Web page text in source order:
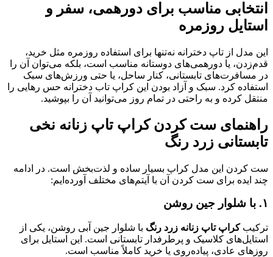
انتخابی مناسب برای دورهمی، سفر و
استایل روزمره
این مدل از تاپ دخترانه نه‌تنها برای استفاده روزمره مثل خرید،
قدم‌زدن، یا دورهمی‌های دوستانه مناسب است، بلکه می‌توان آن را
در مسافرت‌های تابستانی، کنار ساحل، یا حتی ورزش‌های سبک
استفاده کرد. سبک و آزاد بودن این کراپ تاب دخترانه حس رهایی را
منتقل کرده و به راحتی در تمام روز می‌توانید آن را بپوشید.
راهنمای ست کردن کراپ تاپ زنانه نخی
تابستانی زرد رنگ
ست کردن این مدل کراپ بسیار ساده و لذت‌بخش است. در ادامه
چند ایده برای ست کردن آن با آیتم‌های مختلف آورده‌ایم:
۱. با شلوار جین روشن
ترکیبکراپ تاپ زنانه زرد رنگ با شلوار جین آبی روشن، یکی از
استایل‌های کلاسیک و پرطرفدار تابستانی است. این استایل برای
روزهای عادی، پیاده‌روی یا خرید کاملاً مناسب است.